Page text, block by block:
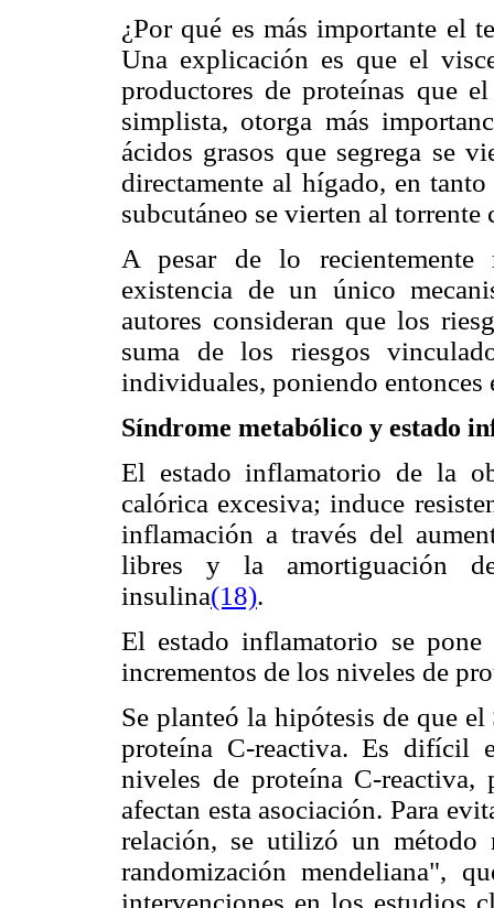
¿Por qué es más importante el
Una explicación es que el
productores de proteínas que el
simplista, otorga más
ácidos grasos que segrega se
directamente al hígado, en
subcutáneo se vierten al
A pesar de lo recientemente
existencia de un único
autores consideran que los
suma de los riesgos
individuales, poniendo
Síndrome metabólico y estado
El estado inflamatorio de la
calórica excesiva; induce
inflamación a través del
libres y la amortiguación
insulina(18).
El estado inflamatorio se
incrementos de los niveles de
Se planteó la hipótesis de que
proteína C-reactiva. Es difícil
niveles de proteína C-reactiva,
afectan esta asociación. Para
relación, se utilizó un método
randomización mendeliana",